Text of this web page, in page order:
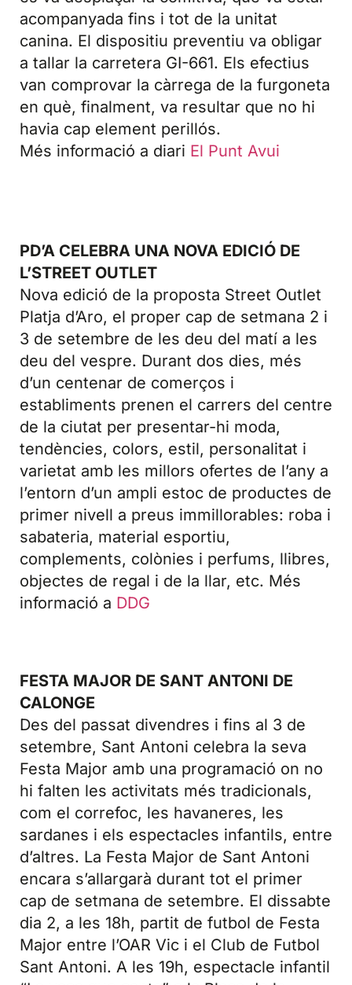
acompanyada fins i tot de la unitat
canina. El dispositiu preventiu va obligar
a tallar la carretera GI-661. Els efectius
van comprovar la càrrega de la furgoneta
en què, finalment, va resultar que no hi
havia cap element perillós.
Més informació a diari El Punt Avui
PD’A CELEBRA UNA NOVA EDICIÓ DE
L’STREET OUTLET
Nova edició de la proposta Street Outlet
Platja d’Aro, el proper cap de setmana 2 i
3 de setembre de les deu del matí a les
deu del vespre. Durant dos dies, més
d’un centenar de comerços i
establiments prenen el carrers del centre
de la ciutat per presentar-hi moda,
tendències, colors, estil, personalitat i
varietat amb les millors ofertes de l’any a
l’entorn d’un ampli estoc de productes de
primer nivell a preus immillorables: roba i
sabateria, material esportiu,
complements, colònies i perfums, llibres,
objectes de regal i de la llar, etc. Més
informació a DDG
FESTA MAJOR DE SANT ANTONI DE
CALONGE
Des del passat divendres i fins al 3 de
setembre, Sant Antoni celebra la seva
Festa Major amb una programació on no
hi falten les activitats més tradicionals,
com el correfoc, les havaneres, les
sardanes i els espectacles infantils, entre
d’altres. La Festa Major de Sant Antoni
encara s’allargarà durant tot el primer
cap de setmana de setembre. El dissabte
dia 2, a les 18h, partit de futbol de Festa
Major entre l’OAR Vic i el Club de Futbol
Sant Antoni. A les 19h, espectacle infantil